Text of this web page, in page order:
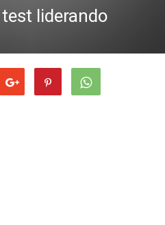
liderando